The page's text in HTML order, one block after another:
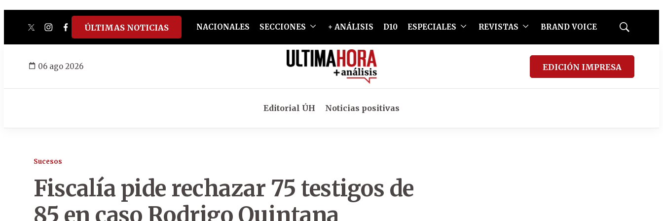
twitterinstagram
facebook
tiktokyoutube
spotify
ÚLTIMAS NOTICIAS NACIONALES SECCIONES + ANÁLISIS D10 ESPECIALES REVISTAS BRAND VOICE
Mostrar
06 ago 2026 EDICIÓN IMPRESA
Editorial ÚH Noticias positivas
Sucesos
Fiscalía pide rechazar 75 testigos de
85 en caso Rodrigo Quintana